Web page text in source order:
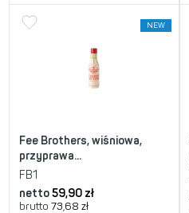
NEW
Fee Brothers, wiśniowa,
przyprawa...
FB1
netto59,90 zł
brutto 73,68 zł